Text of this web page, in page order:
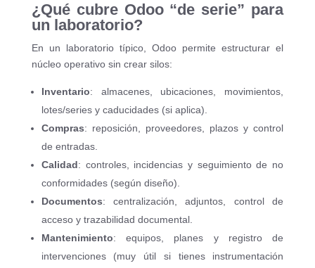
¿Qué cubre Odoo “de serie” para
un laboratorio?
En un laboratorio típico, Odoo permite estructurar el
núcleo operativo sin crear silos:
Inventario: almacenes, ubicaciones, movimientos,
lotes/series y caducidades (si aplica).
Compras: reposición, proveedores, plazos y control
de entradas.
Calidad: controles, incidencias y seguimiento de no
conformidades (según diseño).
Documentos: centralización, adjuntos, control de
acceso y trazabilidad documental.
Mantenimiento: equipos, planes y registro de
intervenciones (muy útil si tienes instrumentación